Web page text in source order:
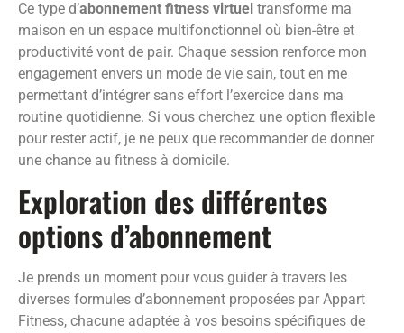
Ce type d’abonnement fitness virtuel transforme ma
maison en un espace multifonctionnel où bien-être et
productivité vont de pair. Chaque session renforce mon
engagement envers un mode de vie sain, tout en me
permettant d’intégrer sans effort l’exercice dans ma
routine quotidienne. Si vous cherchez une option flexible
pour rester actif, je ne peux que recommander de donner
une chance au fitness à domicile.
Exploration des différentes
options d’abonnement
Je prends un moment pour vous guider à travers les
diverses formules d’abonnement proposées par Appart
Fitness, chacune adaptée à vos besoins spécifiques de